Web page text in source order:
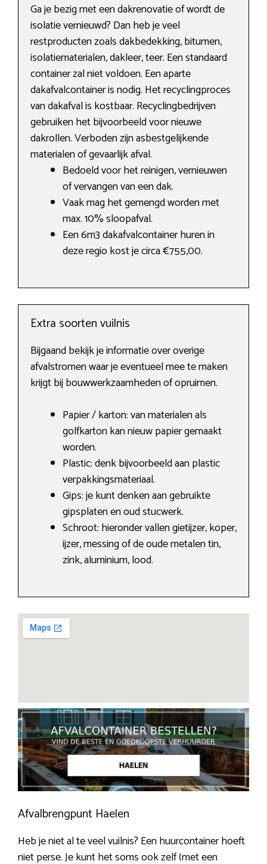
Ga je bezig met een dakrenovatie of wordt de
isolatie vernieuwd? Dan heb je veel
restproducten zoals dakbedekking, bitumen,
isolatiematerialen, dakleer, teer. Een standaard
container zal niet voldoen. Een aparte
dakafvalcontainer is nodig. Het recyclingproces
van dakafval is kostbaar. Recyclingbedrijven
gebruiken het bijvoorbeeld voor nieuwe
dakrollen. Verboden zijn asbestgelijkende
materialen of gevaarlijk afval.
Bedoeld voor het reinigen, vernieuwen
of vervangen van een dak.
Vaak mag het gemengd worden met
max. 10% sloopafval.
Een 6m3 dakafvalcontainer huren in
deze regio kost je circa €755,00.
Extra soorten vuilnis
Bijgaand bekijk je informatie over overige
afvalstromen waar je eventueel mee te maken
krijgt bij bouwwerkzaamheden of opruimen.
Papier / karton: van materialen als
golfkarton kan nieuw papier gemaakt
worden.
Plastic: denk bijvoorbeeld aan plastic
verpakkingsmateriaal.
Gips: je kunt denken aan gebruikte
gipsplaten en oud stucwerk.
Schroot: hieronder vallen gietijzer, koper,
ijzer, messing of de oude metalen tin,
zink, aluminium, lood.
Afvalbrengpunt Haelen
Heb je niet al te veel vuilnis? Een huurcontainer hoeft
niet perse. Je kunt het soms ook zelf (met een